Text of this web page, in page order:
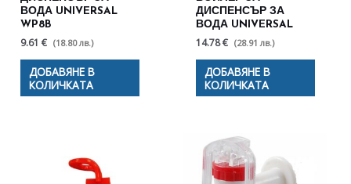
ВОДА UNIVERSAL
WP8B
9.61 € (18.80 лв.)
ДОБАВЯНЕ В
КОЛИЧКАТА
ДИСПЕНСЪР ЗА
ВОДА UNIVERSAL
14.78 € (28.91 лв.)
ДОБАВЯНЕ В
КОЛИЧКАТА